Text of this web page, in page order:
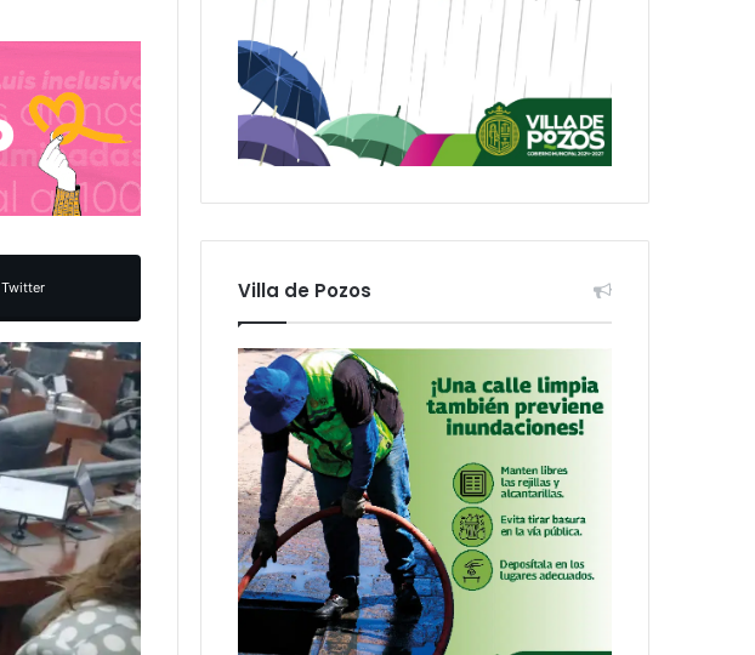
Twitter Villa de Pozos